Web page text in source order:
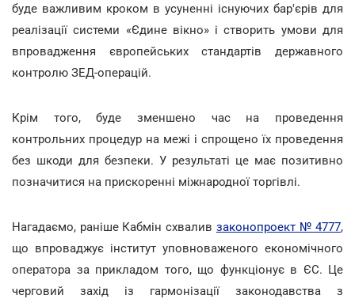
буде важливим кроком в усуненні існуючих бар'єрів для
реалізації системи «Єдине вікно» і створить умови для
впровадження європейських стандартів державного
контролю ЗЕД-операцій.
Крім того, буде зменшено час на проведення
контрольних процедур на межі і спрощено їх проведення
без шкоди для безпеки. У результаті це має позитивно
позначитися на прискоренні міжнародної торгівлі.
Нагадаємо, раніше Кабмін схвалив законопроект № 4777,
що впроваджує інститут уповноваженого економічного
оператора за прикладом того, що функціонує в ЄС. Це
черговий захід із гармонізації законодавства з